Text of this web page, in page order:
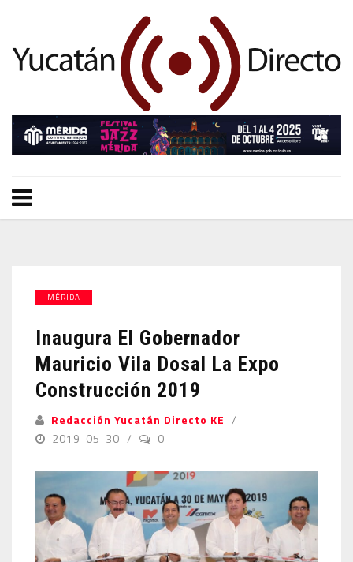
MÉRIDA
Inaugura El Gobernador
Mauricio Vila Dosal La Expo
Construcción 2019
Redacción Yucatán Directo KE
2019-05-30
0